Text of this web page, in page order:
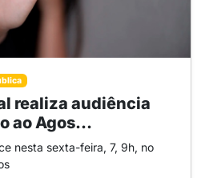
realiza audiência
ao Agos...
nesta sexta-feira, 7, 9h, no